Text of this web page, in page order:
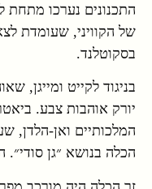
התכנונים נערכו מתחת
של הקוויני, שעומדת
בסקוטלנד.
בניגוד לקייט ומייגן,
יורק אוהבות צבע.
המלכותיים ואן-הלדן,
הכלה בנושא ״גן סודי״.